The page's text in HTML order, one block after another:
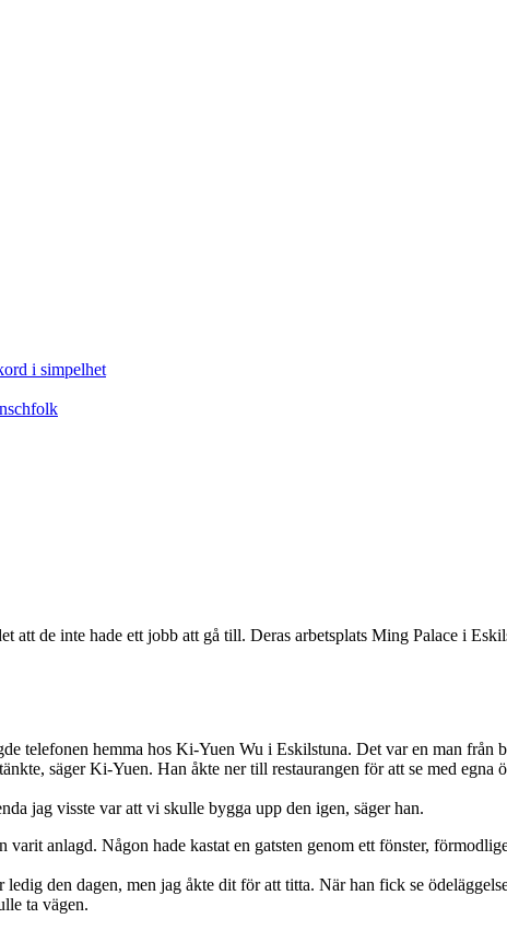
i simpelhet
att de inte hade ett jobb att gå till. Deras arbetsplats Ming Palace i
telefonen hemma hos Ki-Yuen Wu i Eskilstuna. Det var en man
säger Ki-Yuen. Han åkte ner till restaurangen för att se med
jag visste var att vi skulle bygga upp den igen, säger han.
varit anlagd. Någon hade kastat en gatsten genom ett fönster,
ledig den dagen, men jag åkte dit för att titta. När han fick se
ta vägen.